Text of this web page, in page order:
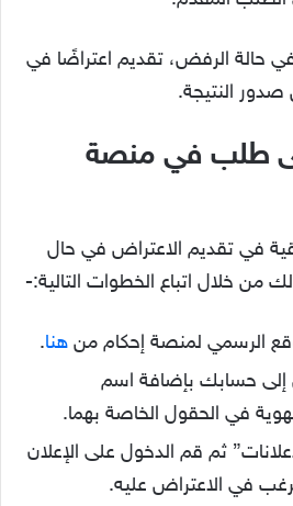
حالة الرفض، تقديم اعتراضًا في
طلب في منصة
في تقديم الاعتراض في حال
خلال اتباع الخطوات التالية:-
الرسمي لمنصة إحكام من هنا.
إلى حسابك بإضافة اسم
في الحقول الخاصة بهما.
ثم قم الدخول على الإعلان
في الاعتراض عليه.